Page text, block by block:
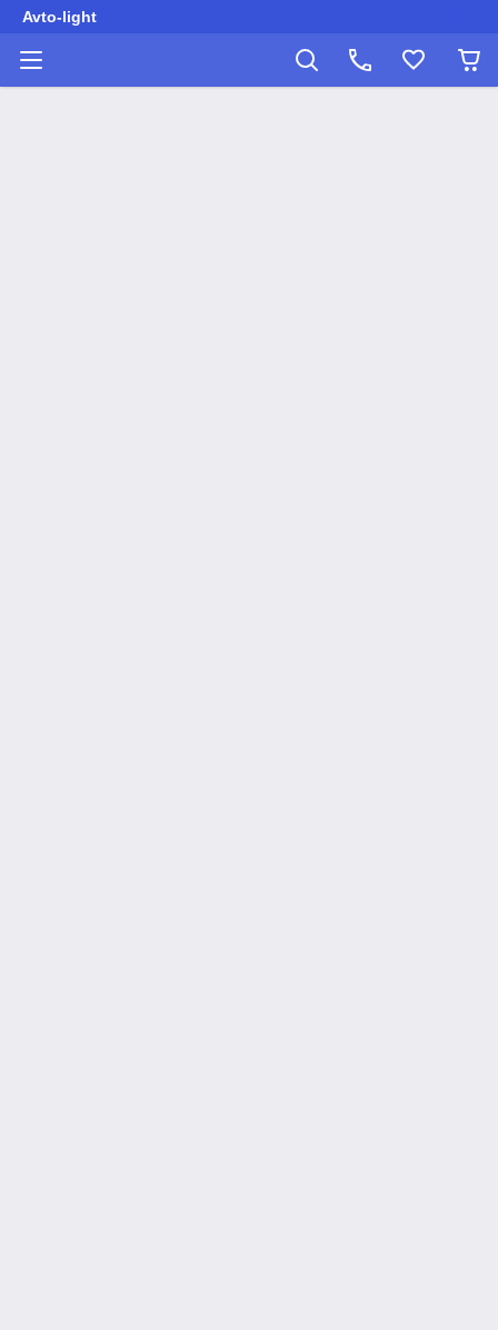
Avto-light